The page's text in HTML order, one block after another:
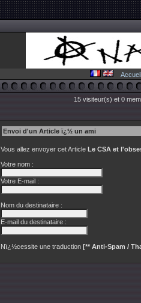
Accueil
15 visiteur(s) et 0
Envoi d'un Article ï¿½ un ami
Vous allez envoyer cet Article Le CSA et
Votre nom :
Votre E-mail :
Nom du destinataire :
E-mail du destinataire :
Nï¿½cessite une traduction [** Anti-Spam /